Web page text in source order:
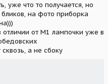
уже что то получается, но
на фото приборка
от М1 лампочки уже в
а не сбоку